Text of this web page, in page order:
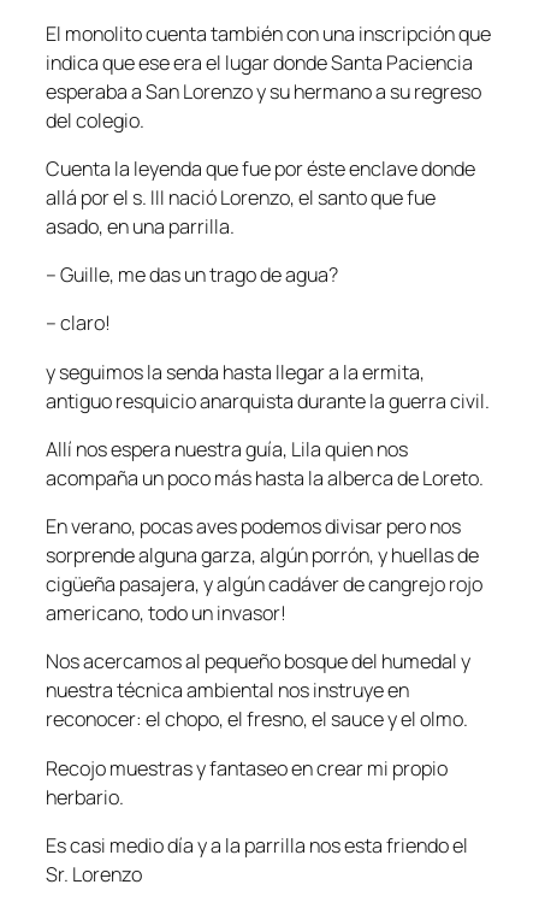
El monolito cuenta también con una inscripción que
indica que ese era el lugar donde Santa Paciencia
esperaba a San Lorenzo y su hermano a su regreso
del colegio.
Cuenta la leyenda que fue por éste enclave donde
allá por el s. III nació Lorenzo, el santo que fue
asado, en una parrilla.
– Guille, me das un trago de agua?
– claro!
y seguimos la senda hasta llegar a la ermita,
antiguo resquicio anarquista durante la guerra civil.
Allí nos espera nuestra guía, Lila quien nos
acompaña un poco más hasta la alberca de Loreto.
En verano, pocas aves podemos divisar pero nos
sorprende alguna garza, algún porrón, y huellas de
cigüeña pasajera, y algún cadáver de cangrejo rojo
americano, todo un invasor!
Nos acercamos al pequeño bosque del humedal y
nuestra técnica ambiental nos instruye en
reconocer: el chopo, el fresno, el sauce y el olmo.
Recojo muestras y fantaseo en crear mi propio
herbario.
Es casi medio día y a la parrilla nos esta friendo el
Sr. Lorenzo